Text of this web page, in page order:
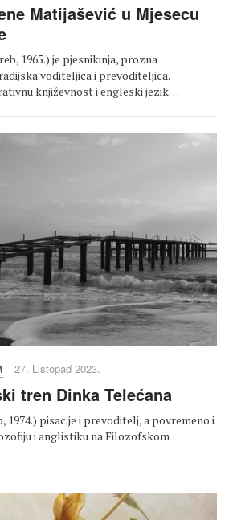
Matijašević u Mjesecu
1965.) je pjesnikinja, prozna
voditeljica i prevoditeljica.
književnost i engleski jezik…
27. Listopad 2023.
tren Dinka Telećana
1974.) pisac je i prevoditelj, a povremeno i
i anglistiku na Filozofskom